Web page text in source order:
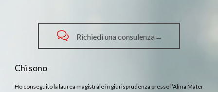
 Richiedi una consulenza→
Chi sono
Ho conseguito la laurea magistrale in giurisprudenza presso l’Alma Mater